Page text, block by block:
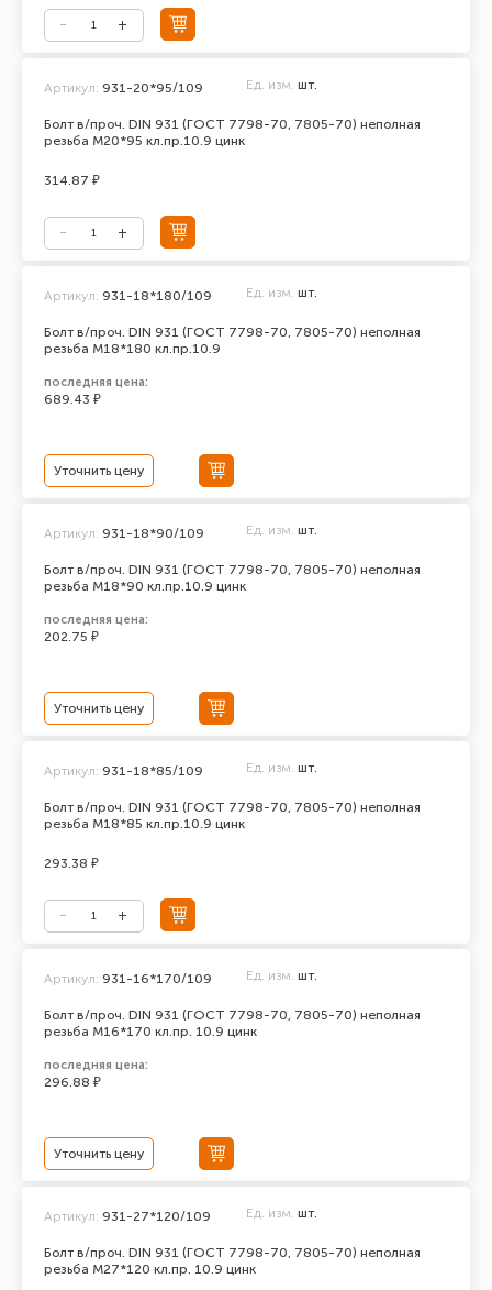
Болт в/проч. DIN 931 (ГОСТ 7798-70, 7805-70) неполная
резьба М20*95 кл.пр.10.9 цинк
Артикул: 931-20*95/109 Ед. изм. шт.
314.87 ₽
Болт в/проч. DIN 931 (ГОСТ 7798-70, 7805-70) неполная
резьба М18*180 кл.пр.10.9
Артикул: 931-18*180/109 Ед. изм. шт.
последняя цена:
689.43 ₽
Уточнить цену
Болт в/проч. DIN 931 (ГОСТ 7798-70, 7805-70) неполная
резьба М18*90 кл.пр.10.9 цинк
Артикул: 931-18*90/109 Ед. изм. шт.
последняя цена:
202.75 ₽
Уточнить цену
Болт в/проч. DIN 931 (ГОСТ 7798-70, 7805-70) неполная
резьба М18*85 кл.пр.10.9 цинк
Артикул: 931-18*85/109 Ед. изм. шт.
293.38 ₽
Болт в/проч. DIN 931 (ГОСТ 7798-70, 7805-70) неполная
резьба М16*170 кл.пр. 10.9 цинк
Артикул: 931-16*170/109 Ед. изм. шт.
последняя цена:
296.88 ₽
Уточнить цену
Болт в/проч. DIN 931 (ГОСТ 7798-70, 7805-70) неполная
резьба М27*120 кл.пр. 10.9 цинк
Артикул: 931-27*120/109 Ед. изм. шт.